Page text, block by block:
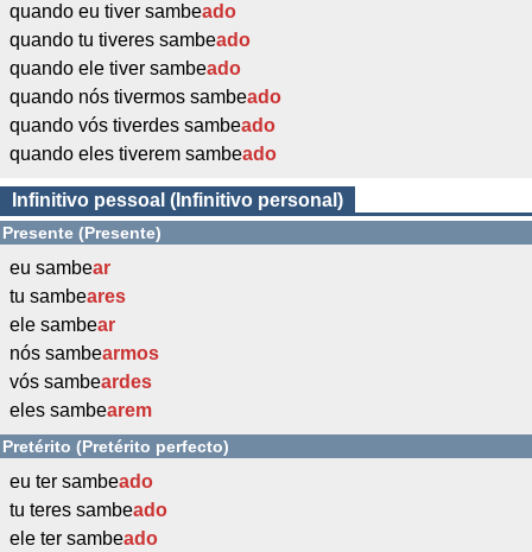
quando eu tiver sambeado
quando tu tiveres sambeado
quando ele tiver sambeado
quando nós tivermos sambeado
quando vós tiverdes sambeado
quando eles tiverem sambeado
Infinitivo pessoal (Infinitivo personal)
Presente (Presente)
eu sambear
tu sambeares
ele sambear
nós sambearmos
vós sambeardes
eles sambearem
Pretérito (Pretérito perfecto)
eu ter sambeado
tu teres sambeado
ele ter sambeado